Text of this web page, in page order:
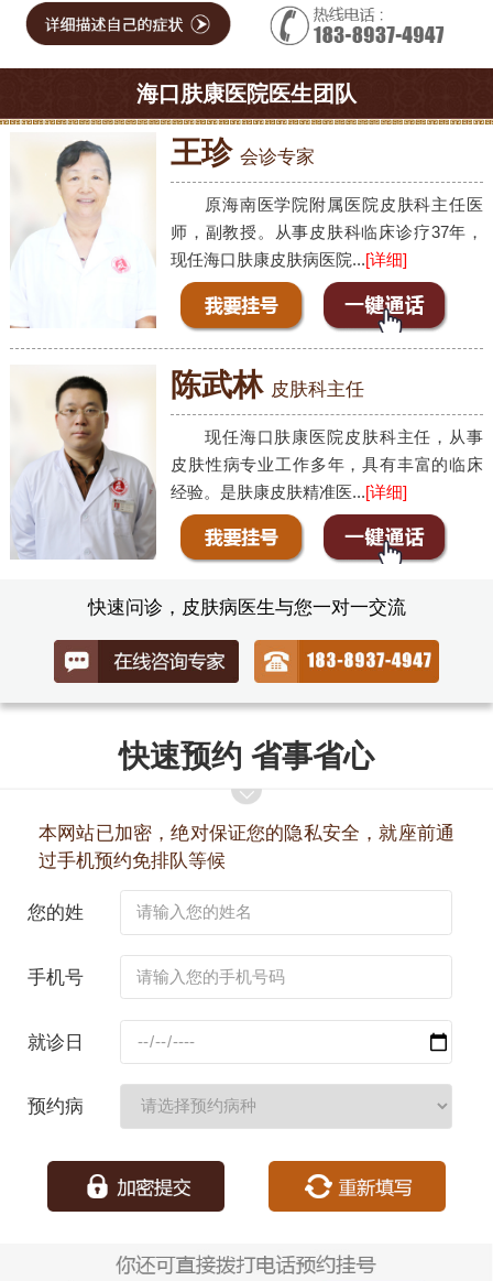
海口肤康医院医生团队
王珍 会诊专家
原海南医学院附属医院皮肤科主任医
师，副教授。从事皮肤科临床诊疗37年，
现任海口肤康皮肤病医院...[详细]
陈武林 皮肤科主任
现任海口肤康医院皮肤科主任，从事
皮肤性病专业工作多年，具有丰富的临床
经验。是肤康皮肤精准医...[详细]
快速问诊，皮肤病医生与您一对一交流
快速预约 省事省心
本网站已加密，绝对保证您的隐私安全，就座前通
过手机预约免排队等候
您的姓
手机号
就诊日
预约病